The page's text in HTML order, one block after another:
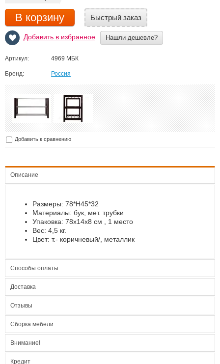
В корзину Быстрый заказ
Добавить в избранное Нашли дешевле?
Артикул: 4969 МБК
Бренд: Россия
Добавить к сравнению
Описание
Размеры: 78*Н45*32
Материалы: бук, мет. трубки
Упаковка: 78х14х8 см , 1 место
Вес: 4,5 кг.
Цвет: т.- коричневый/, металлик
Способы оплаты
Доставка
Отзывы
Сборка мебели
Внимание!
Кредит